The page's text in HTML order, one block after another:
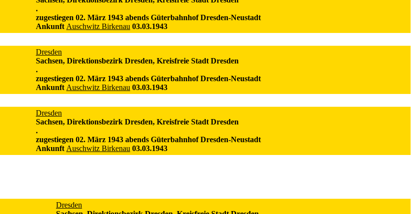
.
zugestiegen 02. März 1943 abends Güterbahnhof Dresden-Neustadt
Ankunft Auschwitz Birkenau 03.03.1943
Dresden
Sachsen, Direktionsbezirk Dresden, Kreisfreie Stadt Dresden
.
zugestiegen 02. März 1943 abends Güterbahnhof Dresden-Neustadt
Ankunft Auschwitz Birkenau 03.03.1943
Dresden
Sachsen, Direktionsbezirk Dresden, Kreisfreie Stadt Dresden
.
zugestiegen 02. März 1943 abends Güterbahnhof Dresden-Neustadt
Ankunft Auschwitz Birkenau 03.03.1943
Dresden